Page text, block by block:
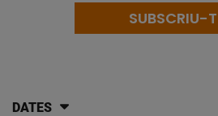
SUBSCRIU-
DATES